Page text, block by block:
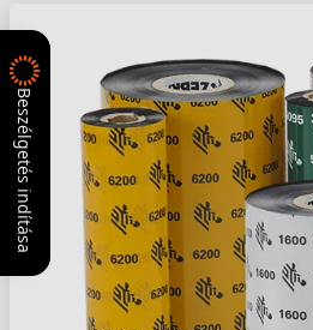
Beszélgetés indítása